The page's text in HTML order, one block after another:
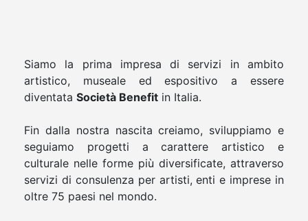
Siamo la prima impresa di servizi in ambito
artistico, museale ed espositivo a essere
diventata Società Benefit in Italia.
Fin dalla nostra nascita creiamo, sviluppiamo e
seguiamo progetti a carattere artistico e
culturale nelle forme più diversificate, attraverso
servizi di consulenza per artisti, enti e imprese in
oltre 75 paesi nel mondo.